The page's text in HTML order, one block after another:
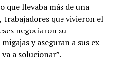
llevaba más de una
trabajadores que vivieron el
negociaron su
y aseguran a sus ex
a solucionar”.